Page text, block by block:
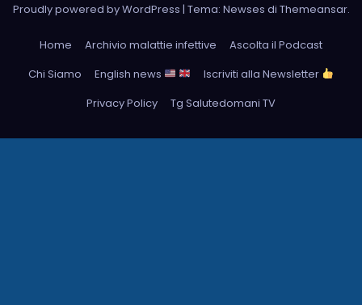
Proudly powered by WordPress | Tema: Newses di Themeansar.
Home Archivio malattie infettive
Ascolta il Podcast
Chi Siamo
English news
Iscriviti alla Newsletter
Privacy Policy
Tg Salutedomani TV